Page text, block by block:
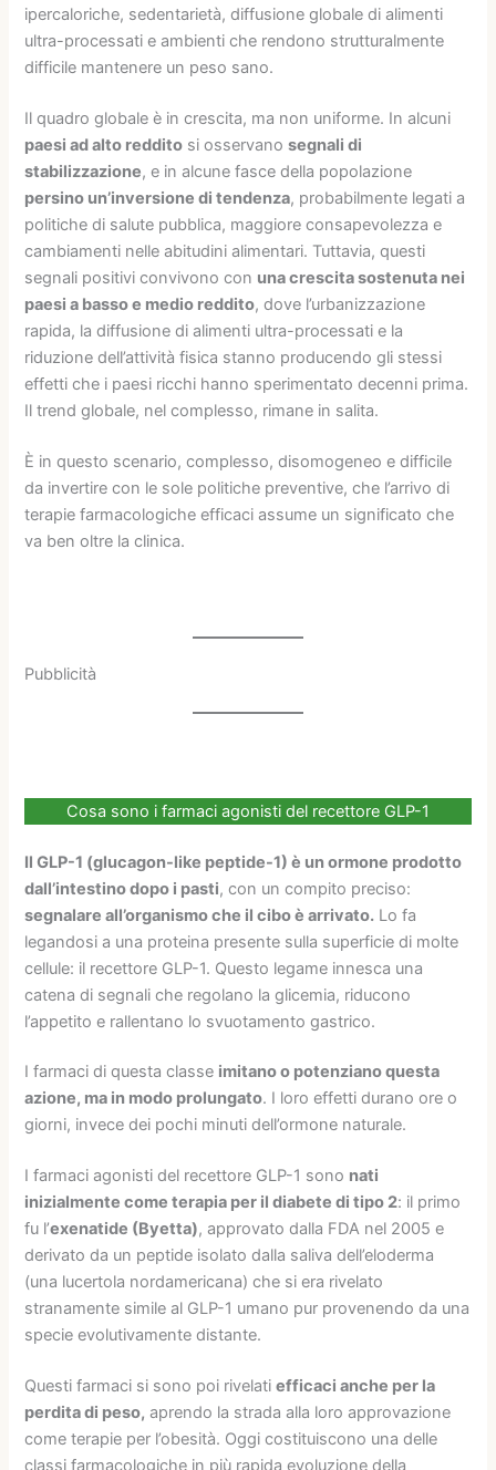
ipercaloriche, sedentarietà, diffusione globale di alimenti
ultra-processati e ambienti che rendono strutturalmente
difficile mantenere un peso sano.
Il quadro globale è in crescita, ma non uniforme. In alcuni
paesi ad alto reddito si osservanosegnali di
stabilizzazione, e in alcune fasce della popolazione
persino un’inversione di tendenza, probabilmente legati a
politiche di salute pubblica, maggiore consapevolezza e
cambiamenti nelle abitudini alimentari. Tuttavia, questi
segnali positivi convivono con una crescita sostenuta nei
paesi a basso e medio reddito, dove l’urbanizzazione
rapida, la diffusione di alimenti ultra-processati e la
riduzione dell’attività fisica stanno producendo gli stessi
effetti che i paesi ricchi hanno sperimentato decenni prima.
Il trend globale, nel complesso, rimane in salita.
È in questo scenario, complesso, disomogeneo e difficile
da invertire con le sole politiche preventive, che l’arrivo di
terapie farmacologiche efficaci assume un significato che
va ben oltre la clinica.
Pubblicità
Cosa sono i farmaci agonisti del recettore GLP-1
Il GLP-1 (glucagon-like peptide-1) è un ormone prodotto
dall’intestino dopo i pasti, con un compito preciso:
segnalare all’organismo che il cibo è arrivato. Lo fa
legandosi a una proteina presente sulla superficie di molte
cellule: il recettore GLP-1. Questo legame innesca una
catena di segnali che regolano la glicemia, riducono
l’appetito e rallentano lo svuotamento gastrico.
I farmaci di questa classe imitano o potenziano questa
azione, ma in modo prolungato. I loro effetti durano ore o
giorni, invece dei pochi minuti dell’ormone naturale.
I farmaci agonisti del recettore GLP-1 sono nati
inizialmente come terapia per il diabete di tipo 2: il primo
fu l’exenatide (Byetta), approvato dalla FDA nel 2005 e
derivato da un peptide isolato dalla saliva dell’eloderma
(una lucertola nordamericana) che si era rivelato
stranamente simile al GLP-1 umano pur provenendo da una
specie evolutivamente distante.
Questi farmaci si sono poi rivelatiefficaci anche per la
perdita di peso, aprendo la strada alla loro approvazione
come terapie per l’obesità. Oggi costituiscono una delle
classi farmacologiche in più rapida evoluzione della